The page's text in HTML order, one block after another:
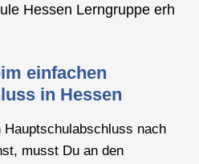
einfachen
in Hessen
Hauptschulabschluss nach
musst Du an den